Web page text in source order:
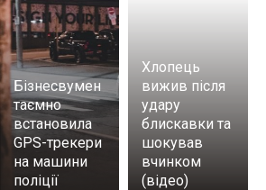
Бізнесвумен
таємно
встановила
GPS-трекери
на машини
поліції
Хлопець
вижив після
удару
блискавки та
шокував
вчинком
(відео)